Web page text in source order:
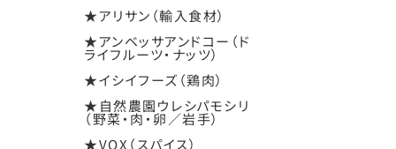
★アリサン（輸入食材）
★アンベッサアンドコー（ド
ライフルーツ・ナッツ）
★イシイフーズ（鶏肉）
★自然農園ウレシパモシリ
（野菜・肉・卵／岩手）
★VOX（スパイス）